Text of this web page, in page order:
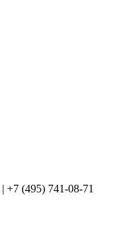
| +7 (495) 741-08-71